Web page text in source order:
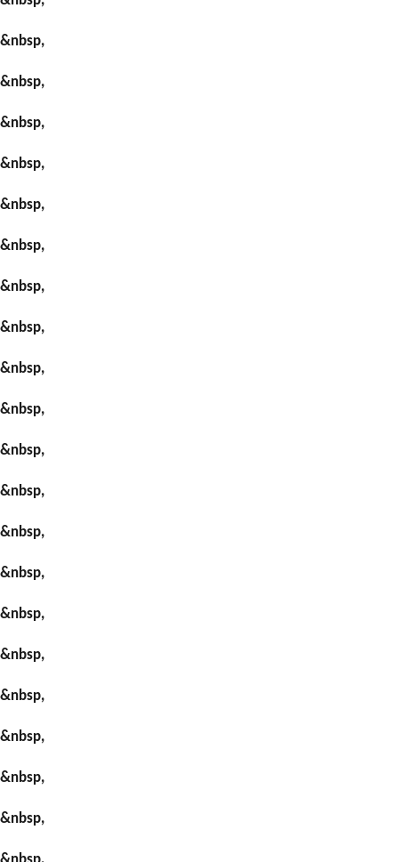
&nbsp,
&nbsp,
&nbsp,
&nbsp,
&nbsp,
&nbsp,
&nbsp,
&nbsp,
&nbsp,
&nbsp,
&nbsp,
&nbsp,
&nbsp,
&nbsp,
&nbsp,
&nbsp,
&nbsp,
&nbsp,
&nbsp,
&nbsp,